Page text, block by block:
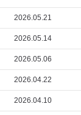
2026.05.21
2026.05.14
2026.05.06
2026.04.22
2026.04.10